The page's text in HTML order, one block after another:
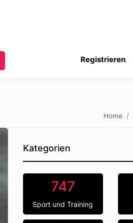
Registrieren
Home
Kategorien
747
Sport und Training